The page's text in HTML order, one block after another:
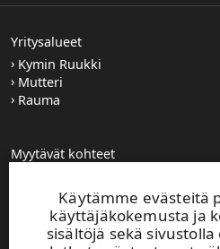
Käytämme evästeitä
käyttäjäkokemusta ja
sisältöjä sekä
Yritysalueet
Kymin Ruukki
Mutteri
Rauma
Myytävät kohteet
Tutustu vapaina oleviin